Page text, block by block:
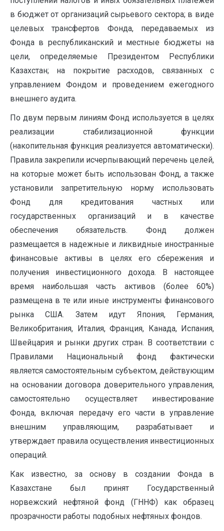
в бюджет от организаций сырьевого сектора; в виде
целевых трансфертов Фонда, передаваемых из
Фонда в республиканский и местные бюджеты на
цели, определяемые Президентом Республики
Казахстан; на покрытие расходов, связанных с
управлением Фондом и проведением ежегодного
внешнего аудита.
По двум первым линиям Фонд используется в целях
реализации стабилизационной функции
(накопительная функция реализуется автоматически).
Правила закрепили исчерпывающий перечень целей,
на которые может быть использован Фонд, а также
установили запретительную норму использовать
Фонд для кредитования частных или
государственных организаций и в качестве
обеспечения обязательств. Фонд должен
размещается в надежные и ликвидные иностранные
финансовые активы в целях его сбережения и
получения инвестиционного дохода. В настоящее
время наибольшая часть активов (более 60%)
размещена в те или иные инструменты финансового
рынка США. Затем идут Япония, Германия,
Великобритания, Италия, Франция, Канада, Испания,
Швейцария и рынки других стран. В соответствии с
Правилами Национальный фонд фактически
является самостоятельным субъектом, действующим
на основании договора доверительного управления,
самостоятельно осуществляет инвестирование
Фонда, включая передачу его части в управление
внешним управляющим, разрабатывает и
утверждает правила осуществления инвестиционных
операций.
Как известно, за основу в создании Фонда в
Казахстане был принят Государственный
норвежский нефтяной фонд (ГННФ) как образец
прозрачности работы подобных нефтяных фондов.